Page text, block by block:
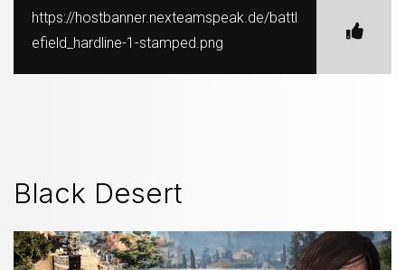
https://hostbanner.nexteamspeak.de/battl
efield_hardline-1-stamped.png
Black Desert